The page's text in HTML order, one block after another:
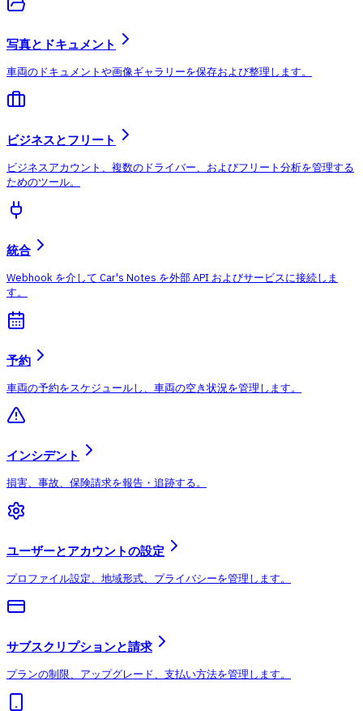
写真とドキュメント
車両のドキュメントや画像ギャラリーを保存および整理します。
ビジネスとフリート
ビジネスアカウント、複数のドライバー、およびフリート分析を管理する
ためのツール。
統合
Webhook を介して Car's Notes を外部 API およびサービスに接続しま
す。
予約
車両の予約をスケジュールし、車両の空き状況を管理します。
インシデント
損害、事故、保険請求を報告・追跡する。
ユーザーとアカウントの設定
プロファイル設定、地域形式、プライバシーを管理します。
サブスクリプションと請求
プランの制限、アップグレード、支払い方法を管理します。